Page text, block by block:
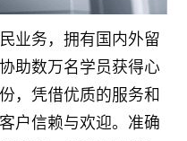
业务，拥有国内外留
助数万名学员获得心
，凭借优质的服务和
户信赖与欢迎。准确